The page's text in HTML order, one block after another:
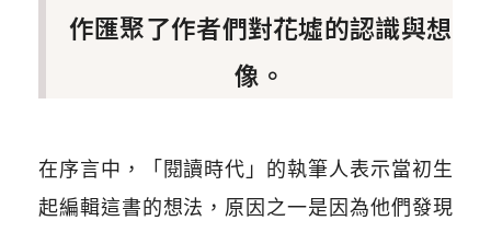
作匯聚了作者們對花墟的認識與想
像。
在序言中，「閱讀時代」的執筆人表示當初生
起編輯這書的想法，原因之一是因為他們發現